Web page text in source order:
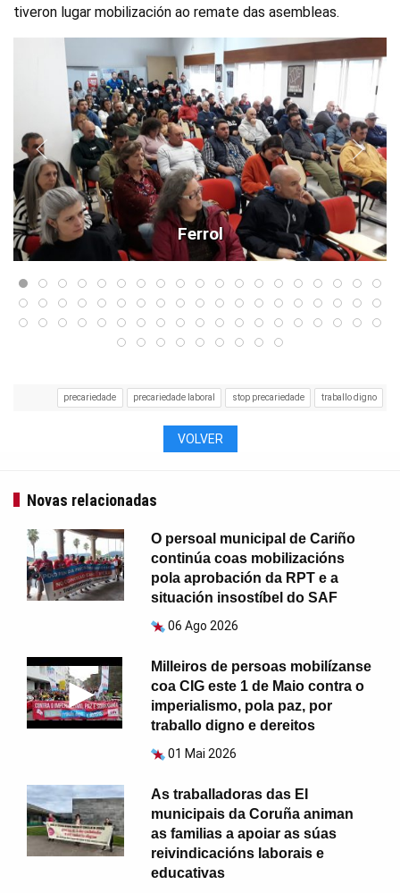
tiveron lugar mobilización ao remate das asembleas.
Ferrol
precariedade precariedade laboral stop precariedade traballo digno
VOLVER
Novas relacionadas
O persoal municipal de Cariño
continúa coas mobilizacións
pola aprobación da RPT e a
situación insostíbel do SAF
06 Ago 2026
Milleiros de persoas mobilízanse
coa CIG este 1 de Maio contra o
imperialismo, pola paz, por
traballo digno e dereitos
01 Mai 2026
As traballadoras das EI
municipais da Coruña animan
as familias a apoiar as súas
reivindicacións laborais e
educativas